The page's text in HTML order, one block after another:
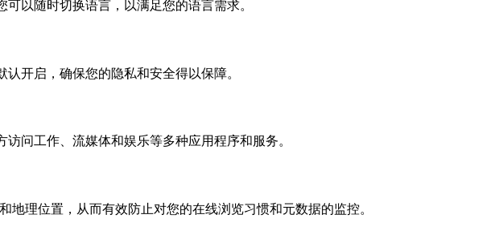
以随时切换语言，以满足您的语言需求。
开启，确保您的隐私和安全得以保障。
问工作、流媒体和娱乐等多种应用程序和服务。
地理位置，从而有效防止对您的在线浏览习惯和元数据的监控。